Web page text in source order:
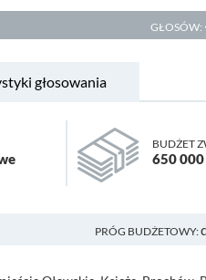
GŁOSÓW:
głosowania
BUDŻET
650 000
PRÓG BUDŻETOWY: